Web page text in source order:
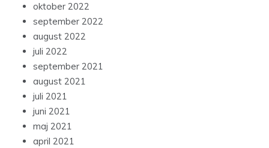
oktober 2022
september 2022
august 2022
juli 2022
september 2021
august 2021
juli 2021
juni 2021
maj 2021
april 2021